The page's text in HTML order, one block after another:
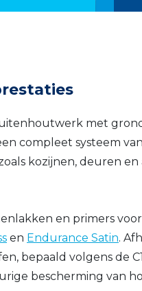
met
compleet systeem
kozijnen, deuren
en primers
en Endurance Satin.
bepaald volgens de
bescherming van